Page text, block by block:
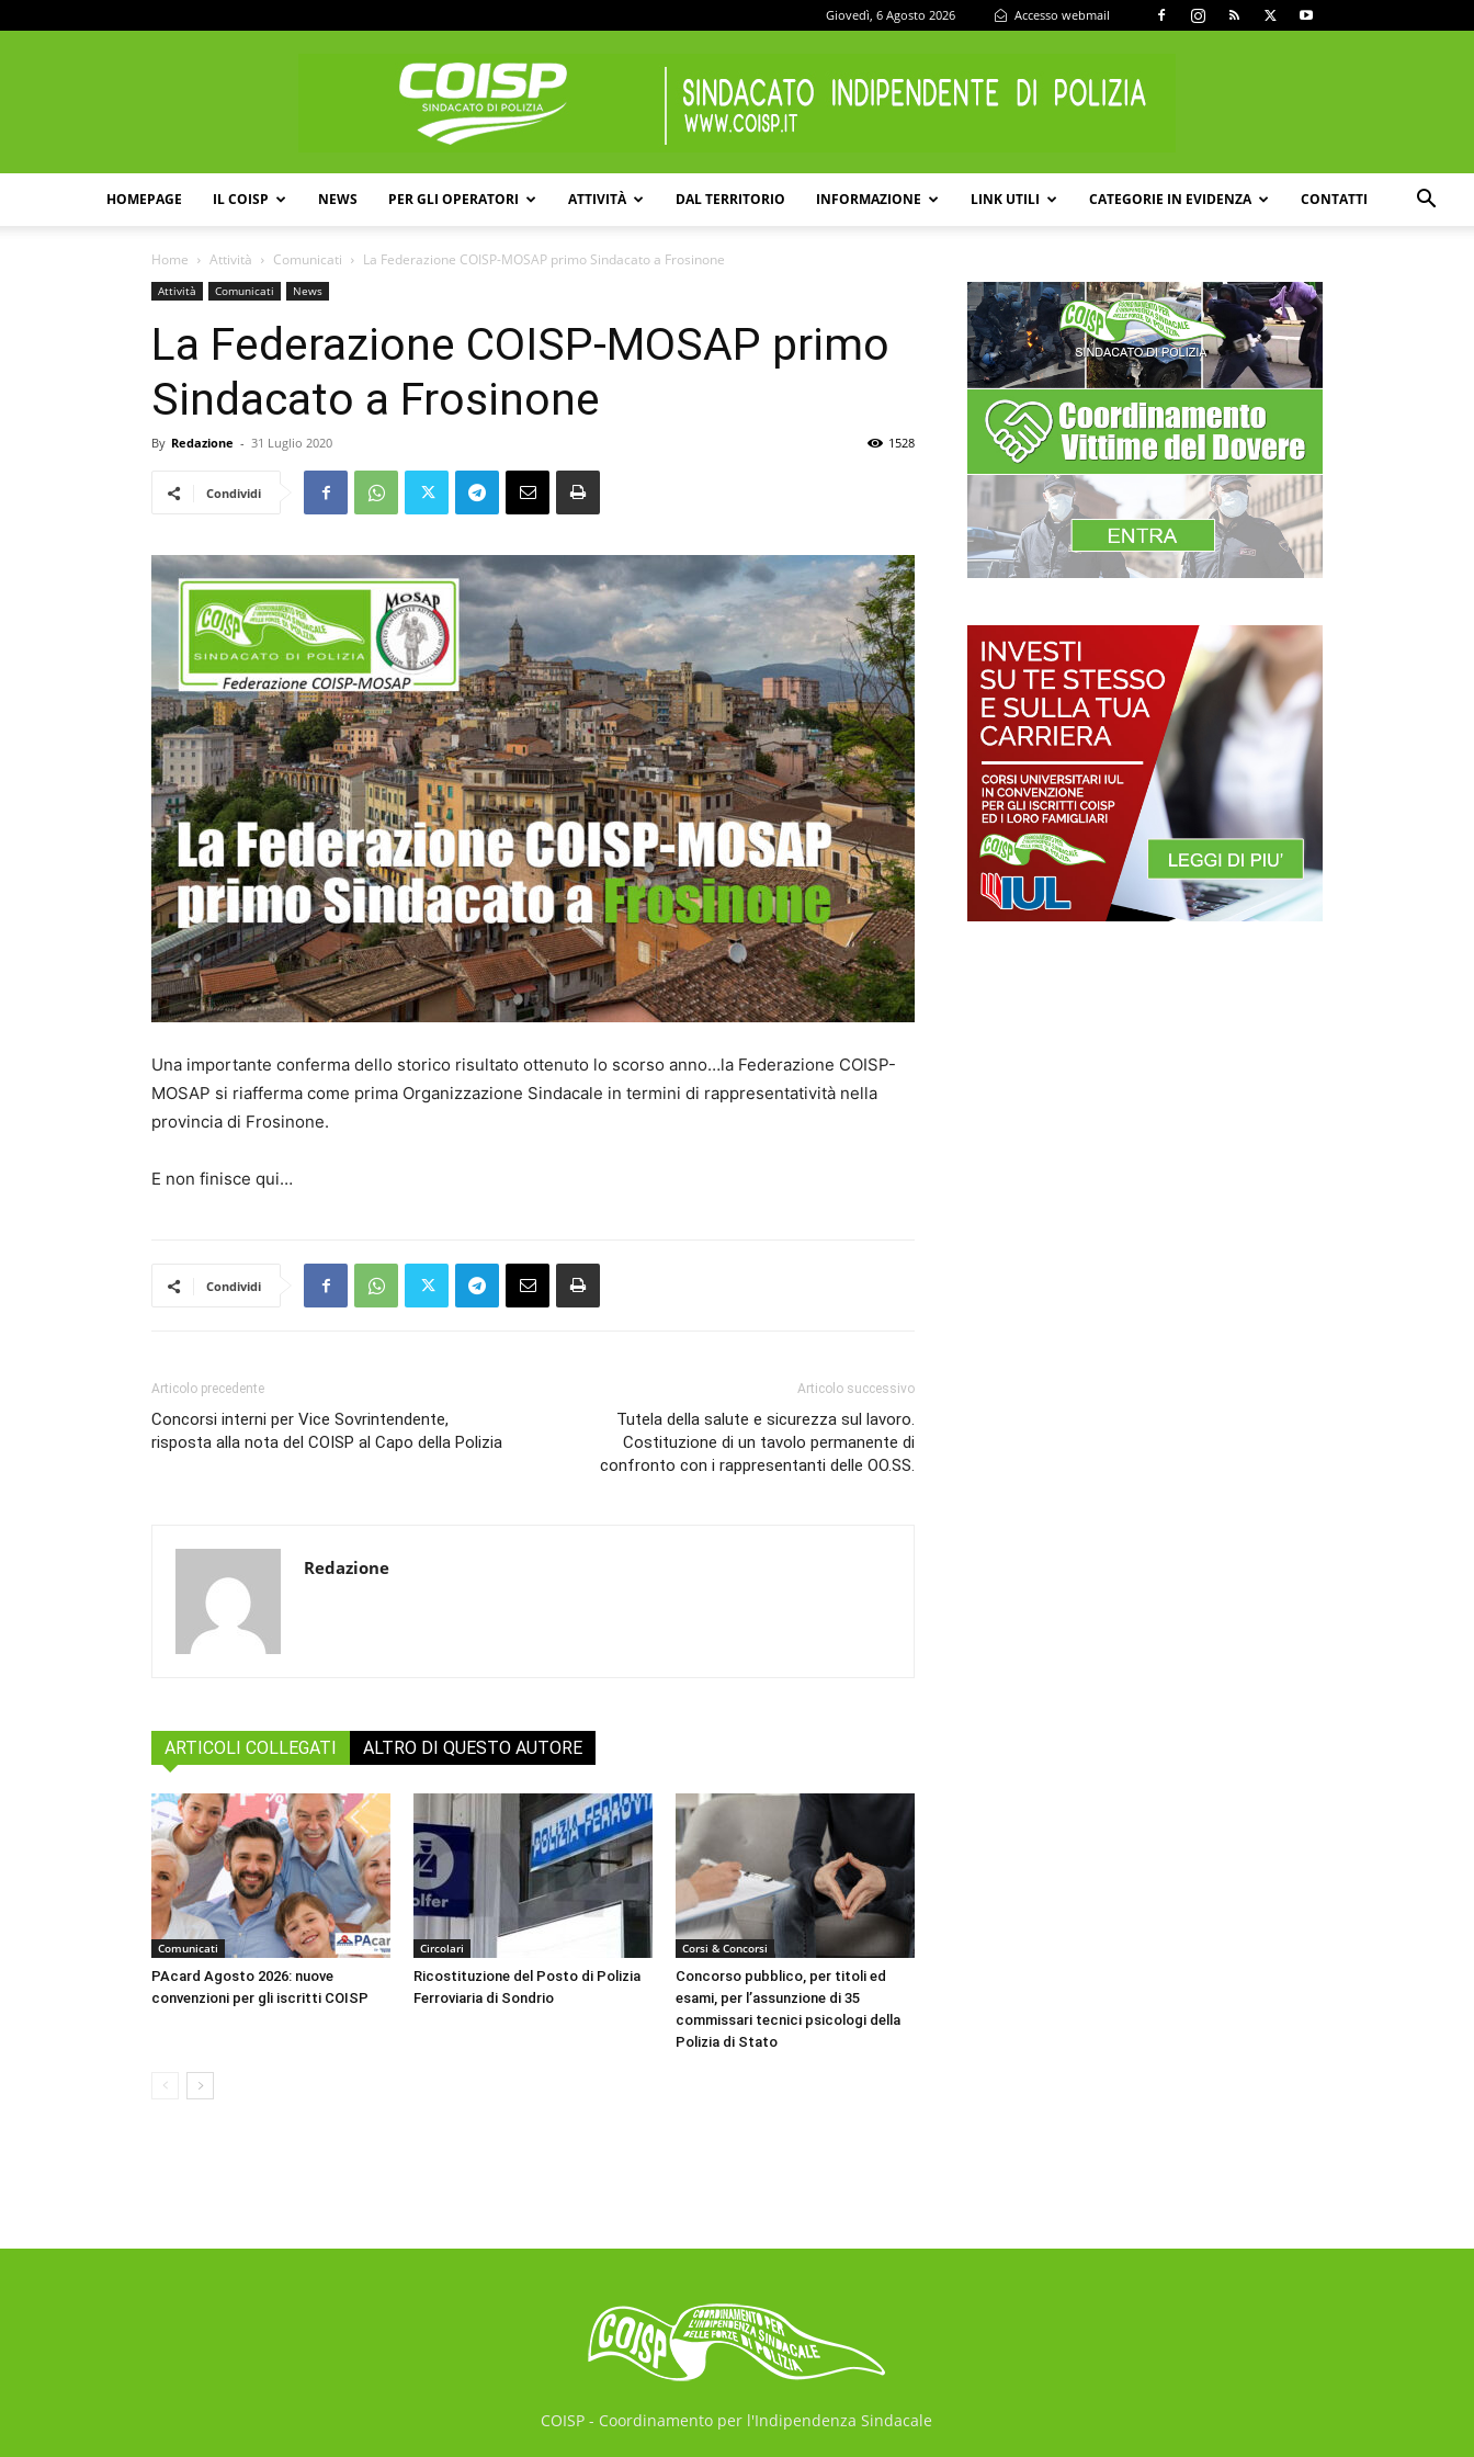
Giovedì, 6 Agosto 2026 Accesso webmail
HOMEPAGE IL COISP NEWS PER GLI OPERATORI ATTIVITÀ DAL TERRITORIO INFORMAZIONE LINK UTILI CATEGORIE IN EVIDENZA CONTATTI
Home Attività Comunicati La Federazione COISP-MOSAP primo Sindacato a Frosinone
Attività Comunicati News
La Federazione COISP-MOSAP primo
Sindacato a Frosinone
By Redazione - 31 Luglio 2020 1528
Condividi
Una importante conferma dello storico risultato ottenuto lo scorso anno…la Federazione COISP-
MOSAP si riafferma come prima Organizzazione Sindacale in termini di rappresentatività nella
provincia di Frosinone.
E non finisce qui…
Condividi
Articolo precedente
Concorsi interni per Vice Sovrintendente,
risposta alla nota del COISP al Capo della Polizia
Articolo successivo
Tutela della salute e sicurezza sul lavoro.
Costituzione di un tavolo permanente di
confronto con i rappresentanti delle OO.SS.
Redazione
ARTICOLI COLLEGATI ALTRO DI QUESTO AUTORE
Comunicati
PAcard Agosto 2026: nuove
convenzioni per gli iscritti COISP
Circolari
Ricostituzione del Posto di Polizia
Ferroviaria di Sondrio
Corsi & Concorsi
Concorso pubblico, per titoli ed
esami, per l’assunzione di 35
commissari tecnici psicologi della
Polizia di Stato
COISP - Coordinamento per l'Indipendenza Sindacale